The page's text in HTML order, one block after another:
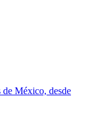
de México, desde